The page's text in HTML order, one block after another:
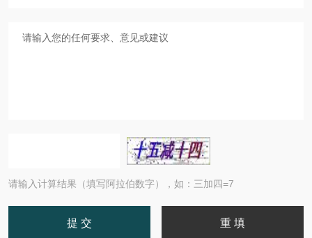
请输入计算结果（填写阿拉伯数字），如：三加四=7